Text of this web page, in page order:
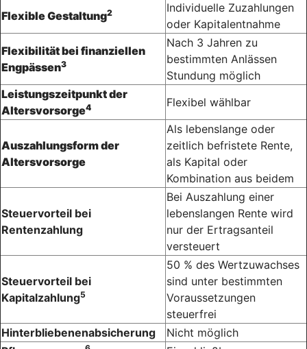
Flexible Gestaltung2
Individuelle Zuzahlungen
oder Kapital­entnahme
Flexibilität bei finanziellen
Engpässen3
Nach 3 Jahren zu
bestimmten Anlässen
Stundung möglich
Leistungszeitpunkt der
Altersvorsorge4 Flexibel wählbar
Auszahlungsform der
Altersvorsorge
Als lebenslange oder
zeitlich befristete Rente,
als Kapital oder
Kombination aus beidem
Steuervorteil bei
Rentenzahlung
Bei Auszahlung einer
lebenslangen Rente wird
nur der Ertragsanteil
versteuert
Steuervorteil bei
Kapitalzahlung5
50 % des Wertzuwachses
sind unter bestimmten
Voraussetzungen
steuerfrei
Hinterbliebenenabsicherung
Nicht möglich